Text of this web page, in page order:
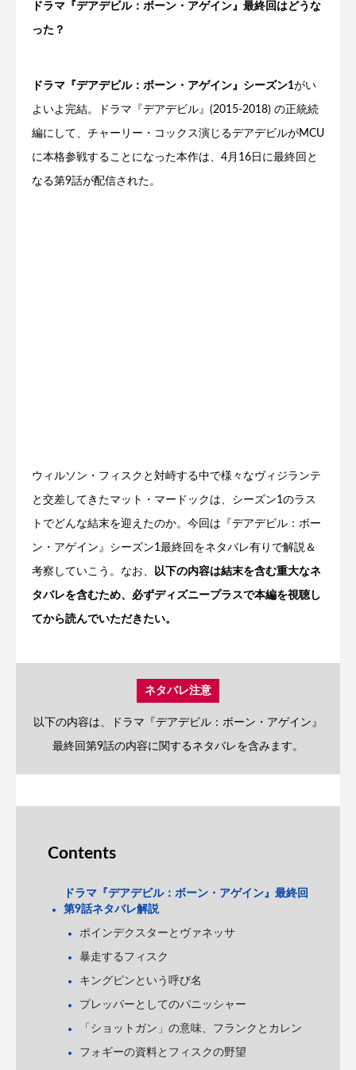
ドラマ『デアデビル：ボーン・アゲイン』最終回はどうな
った？
ドラマ『デアデビル：ボーン・アゲイン』シーズン1がい
よいよ完結。ドラマ『デアデビル』(2015-2018) の正統続
編にして、チャーリー・コックス演じるデアデビルがMCU
に本格参戦することになった本作は、4月16日に最終回と
なる第9話が配信された。
ウィルソン・フィスクと対峙する中で様々なヴィジランテ
と交差してきたマット・マードックは、シーズン1のラス
トでどんな結末を迎えたのか。今回は『デアデビル：ボー
ン・アゲイン』シーズン1最終回をネタバレ有りで解説＆
考察していこう。なお、 以下の内容は結末を含む重大なネ
タバレを含むため、必ずディズニープラスで本編を視聴し
てから読んでいただきたい。
ネタバレ注意
以下の内容は、ドラマ『デアデビル：ボーン・アゲイン』
最終回第9話の内容に関するネタバレを含みます。
Contents
ドラマ『デアデビル：ボーン・アゲイン』最終回
第9話ネタバレ解説
ポインデクスターとヴァネッサ
暴走するフィスク
キングピンという呼び名
プレッパーとしてのパニッシャー
「ショットガン」の意味、フランクとカレン
フォギーの資料とフィスクの野望